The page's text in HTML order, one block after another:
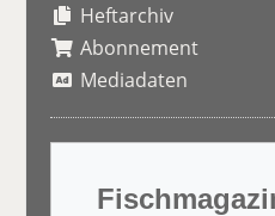
Heftarchiv
Abonnement
Mediadaten